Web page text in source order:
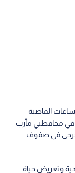
الماضية
في محافظتي مأرب
في صفوف
وتعريض حياة